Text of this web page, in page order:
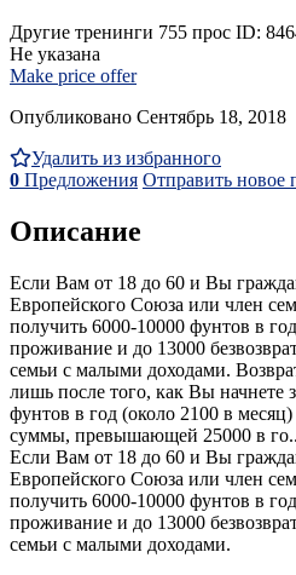
Другие тренинги 755 прос ID:
Не указана
Make price offer
Опубликовано Сентябрь 18, 2018
Удалить из избранного
0 Предложения Отправить новое
Описание
Если Вам от 18 до 60 и Вы
Европейского Союза или член
получить 6000-10000 фунтов в
проживание и до 13000
семьи с малыми доходами.
лишь после того, как Вы начнете
фунтов в год (около 2100 в
суммы, превышающей 25000 в
Если Вам от 18 до 60 и Вы
Европейского Союза или член
получить 6000-10000 фунтов в
проживание и до 13000
семьи с малыми доходами.